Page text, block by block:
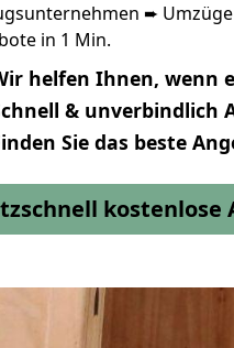
➨
in 1 Min.
helfen Ihnen, wenn
& unverbindlich
Sie das beste
kostenlose